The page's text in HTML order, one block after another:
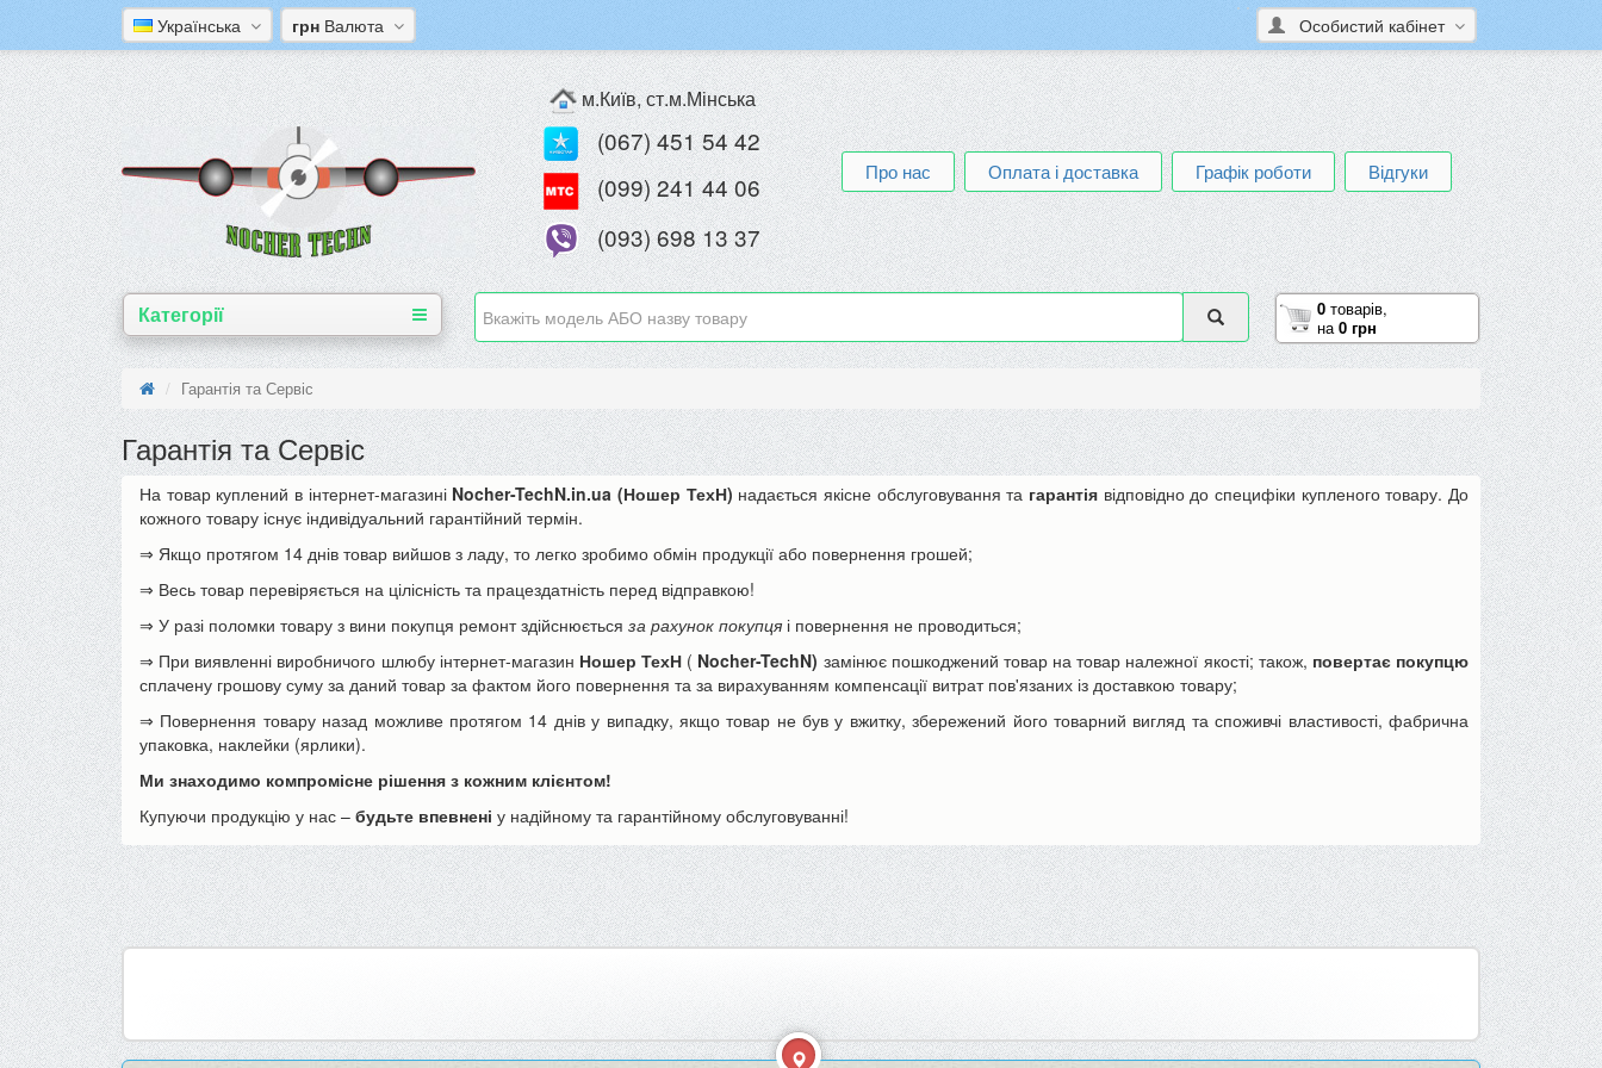
Українська грн Валюта Особистий кабінет
м.Київ, ст.м.Мінська
(067) 451 54 42
(099) 241 44 06
(093) 698 13 37
Про нас Оплата і доставка Графік роботи Відгуки
0товарів,
на0 грн
Категорії
Гарантія та Сервіс
Гарантія та Сервіс
На товар куплений в інтернет-магазині Nocher-TechN.in.ua (Ношер ТехН) надається якісне обслуговування та гарантія відповідно до специфіки купленого товару. До
кожного товару існує індивідуальний гарантійний термін.
⇒ Якщо протягом 14 днів товар вийшов з ладу, то легко зробимо обмін продукції або повернення грошей;
⇒ Весь товар перевіряється на цілісність та працездатність перед відправкою!
⇒ У разі поломки товару з вини покупця ремонт здійснюється за рахунок покупця і повернення не проводиться;
⇒ При виявленні виробничого шлюбу інтернет-магазин Ношер ТехН ( Nocher-TechN) замінює пошкоджений товар на товар належної якості; також, повертає покупцю
сплачену грошову суму за даний товар за фактом його повернення та за вирахуванням компенсації витрат пов'язаних із доставкою товару;
⇒ Повернення товару назад можливе протягом 14 днів у випадку, якщо товар не був у вжитку, збережений його товарний вигляд та споживчі властивості, фабрична
упаковка, наклейки (ярлики).
Ми знаходимо компромісне рішення з кожним клієнтом!
Купуючи продукцію у нас – будьте впевнені у надійному та гарантійному обслуговуванні!